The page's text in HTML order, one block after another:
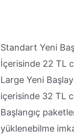
Standart Yeni
İçerisinde 22 TL
Large Yeni
içerisinde 32 TL
Başlangıç
yüklenebilme